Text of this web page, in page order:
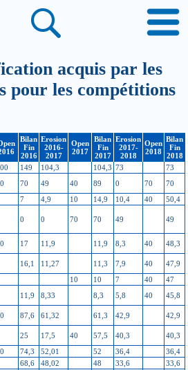
acquis par les
pour les compétitions
Bilan
Fin
2016
Erosion
2016-
2017
Open
2017
Bilan
Fin
2017
Erosion
2017-
2018
Open
2018
Bilan
Fin
2018
149 104,3 104,3 73
73
70 49 40 89 0 70
70
7 4,9 10 14,9 10,4 40
50,4
0 0 70 70 49 49
17 11,9 11,9 8,3 40
48,3
16,1 11,27 11,3 7,9 40
47,9
10 10 7 40
47
11,9 8,33 8,3 5,8 40
45,8
87,6 61,32 61,3 42,9
42,9
25 17,5 40 57,5 40,3
40,3
74,3 52,01 52 36,4
36,4
68,6 48,02 48 33,6
33,6